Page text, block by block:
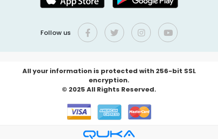
Follow us
All your information is protected with 256-bit SSL
encryption.
© 2025 All Rights Reserved.